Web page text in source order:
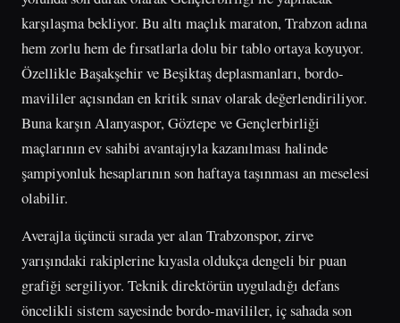
karşılaşma bekliyor. Bu altı maçlık maraton, Trabzon adına
hem zorlu hem de fırsatlarla dolu bir tablo ortaya koyuyor.
Özellikle Başakşehir ve Beşiktaş deplasmanları, bordo-
mavililer açısından en kritik sınav olarak değerlendiriliyor.
Buna karşın Alanyaspor, Göztepe ve Gençlerbirliği
maçlarının ev sahibi avantajıyla kazanılması halinde
şampiyonluk hesaplarının son haftaya taşınması an meselesi
olabilir.
Averajla üçüncü sırada yer alan Trabzonspor, zirve
yarışındaki rakiplerine kıyasla oldukça dengeli bir puan
grafiği sergiliyor. Teknik direktörün uyguladığı defans
öncelikli sistem sayesinde bordo-mavililer, iç sahada son